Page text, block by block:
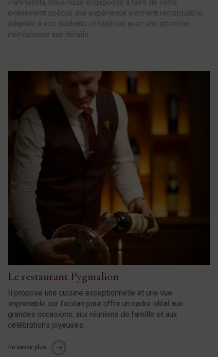
Parknasilla, nous nous engageons à faire de votre
événement spécial une expérience vraiment remarquable,
adaptée à vos souhaits et réalisée avec une attention
méticuleuse aux détails.
Le restaurant Pygmalion
Il propose une cuisine exceptionnelle et une vue
imprenable sur l'océan pour offrir un cadre idéal aux
grandes occasions, aux réunions de famille et aux
célébrations joyeuses.
En savoir plus